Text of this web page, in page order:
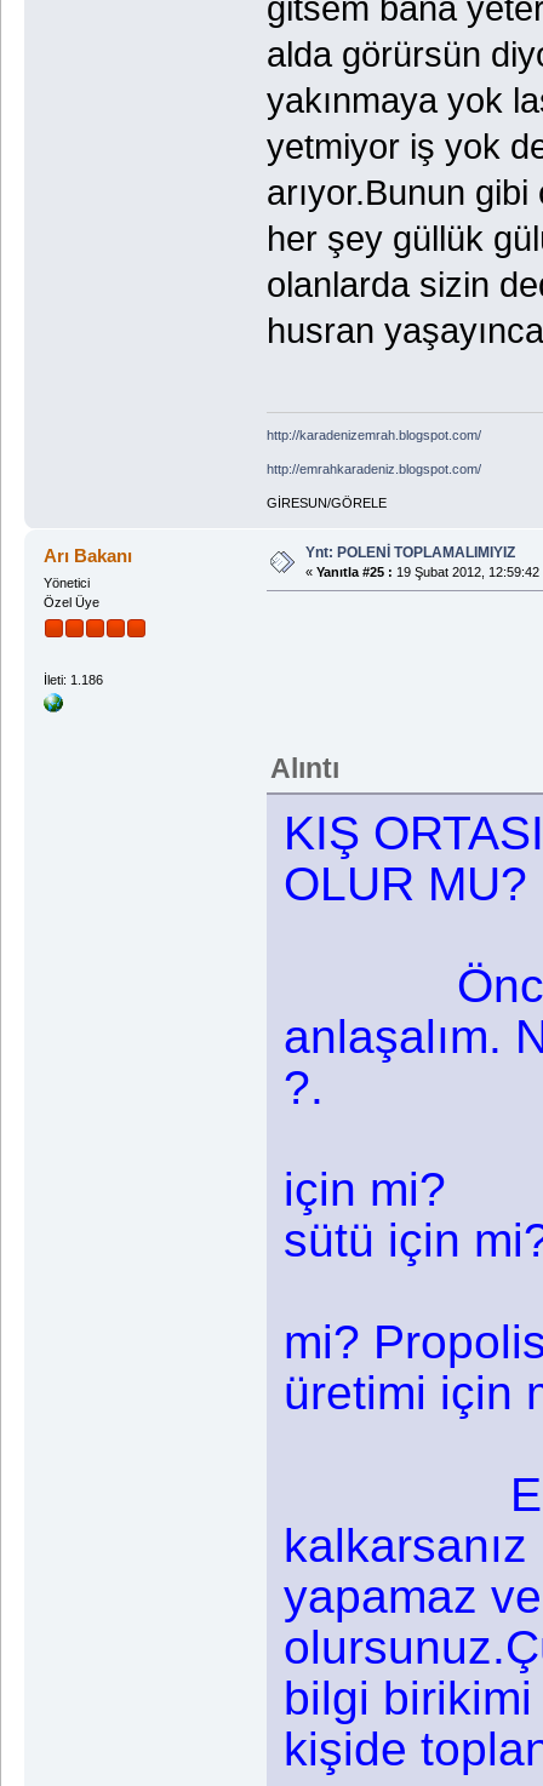
gitsem bana
alda görürsün
yakınmaya yok
yetmiyor iş yok
arıyor.Bunun
her şey güllük
olanlarda sizin
husran
http://karadenizemrah.blogspot.com/
http://emrahkaradeniz.blogspot.com/
GİRESUN/GÖRELE
Arı Bakanı
Yönetici
Özel Üye
İleti: 1.186
Ynt: POLENİ TOPLAMALIMIYIZ
« Yanıtla #25 : 19 Şubat 2012, 12:59:42
Alıntı
KIŞ
OLUR MU?
anlaşalım.
?.
için mi?
sütü için
mi?
üretimi için
Eğer
yapamaz ve
bilgi
kişide